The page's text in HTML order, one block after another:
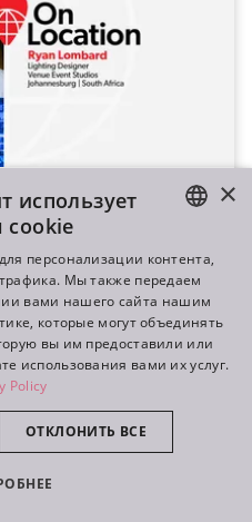
Райан Ломбард в
по свету Райан
графике время, чтобы
о его любви к
звуке. Райан много лет
и визуального
Productions и
телевизионных
и игровых
вас ждет невероятный
ENGLISH
DE
FR
RU
×
использует
персонализации контента,
Мы также передаем
вами нашего сайта нашим
которые могут объединять
вы им предоставили или
использования вами их услуг.
Policy
ОТКЛОНИТЬ ВСЕ